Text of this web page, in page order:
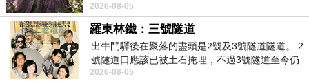
i_code=1121785&memid=6000000188&cid=ap
uad&oid=1&osm=league
商品訊息功能:
桑椹汁。 現在是連喝都沒喝
2026-08-05
羅東林鐵：三號隧道
出牛鬥驛後在聚落的盡頭是2號及3號隧道隧道。 2
號隧道口應該已被土石掩埋，不過3號隧道至今仍
存在。從台7丙牛鬥橋上往左岸上游方
2026-08-05